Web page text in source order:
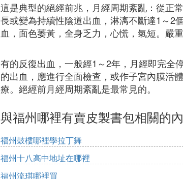
這是典型的絕經前兆，月經周期紊亂：從正
長或變為持續性陰道出血，淋漓不斷達1～2
血，面色萎黃，全身乏力，心慌，氣短。嚴
有的反復出血，一般經1～2年，月經即完全
的出血，應進行全面檢查，或作子宮內膜活
療。絕經前月經周期紊亂是最常見的。
與福州哪裡有賣皮製書包相關的
福州鼓樓哪裡學拉丁舞
福州十八高中地址在哪裡
福州流琪哪裡買